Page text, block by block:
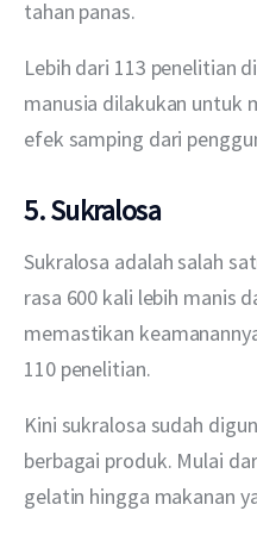
tahan panas.
Lebih dari 113 penelitian
manusia dilakukan untuk
efek samping dari
5. Sukralosa
Sukralosa adalah salah
rasa 600 kali lebih manis
memastikan
110 penelitian.
Kini sukralosa sudah
berbagai produk. Mulai
gelatin hingga makanan